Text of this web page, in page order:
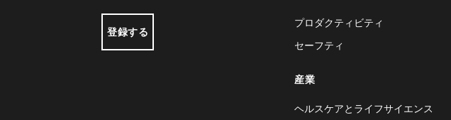
登録する
プロダクティビティ
セーフティ
産業
ヘルスケアとライフサイエンス